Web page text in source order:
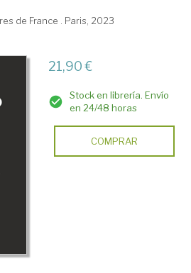
de France . Paris, 2023
21,90 €
Stock en librería. Envío
en 24/48 horas
COMPRAR